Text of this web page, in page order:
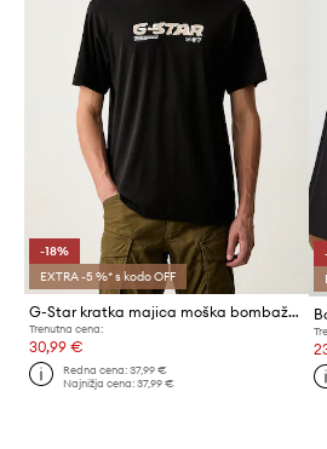
-18%
EXTRA -5 %* s kodo OFF
G-Star kratka majica moška bombažna Front prt logo r t
Trenutna cena:
30,99 €
Redna cena:37,99 €
Najnižja cena:37,99 €